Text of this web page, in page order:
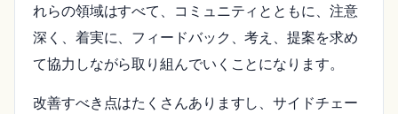
れらの領域はすべて、コミュニティとともに、注意
深く、着実に、フィードバック、考え、提案を求め
て協力しながら取り組んでいくことになります。
改善すべき点はたくさんありますし、サイドチェー